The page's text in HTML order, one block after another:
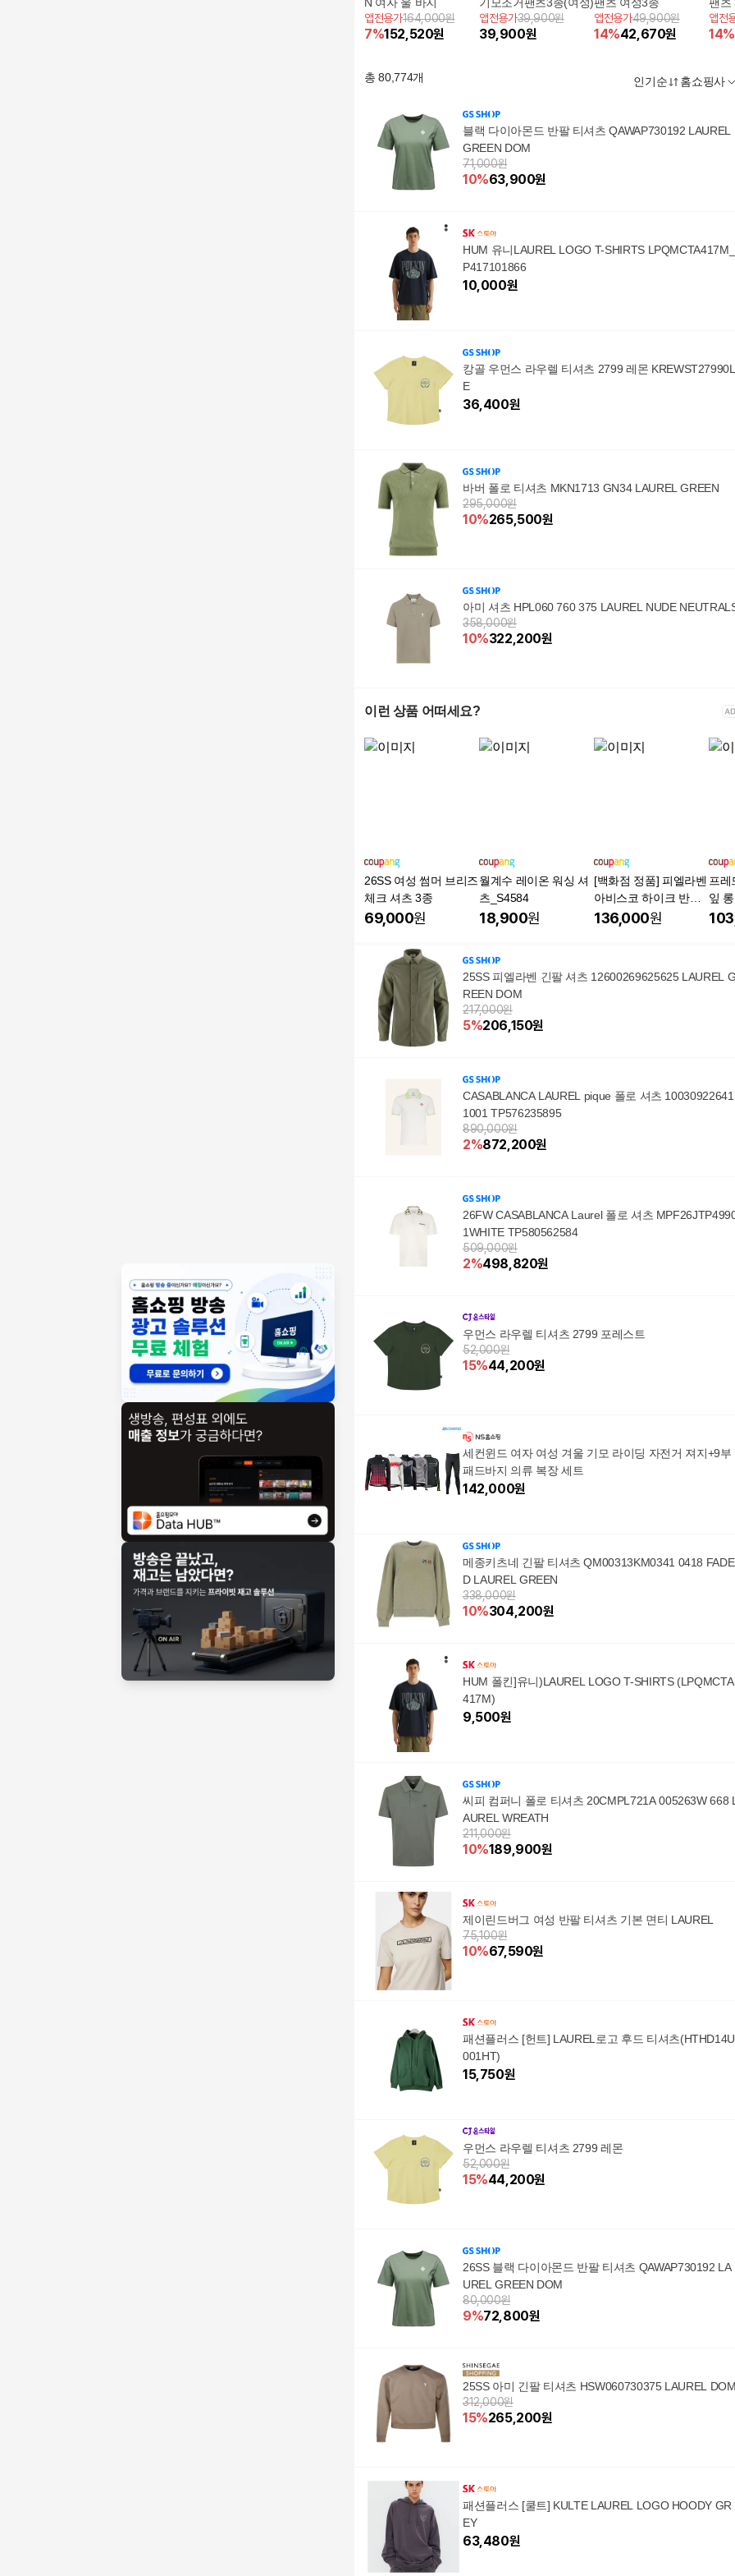
앱전용가164,000원
7%152,520원
앱전용가39,900원
39,900원
앱전용가49,900원
14%42,670원
앱전
14%
총80,774개 인기순 홈쇼핑사
블랙 다이아몬드 반팔 티셔츠 QAWAP730192 LAUREL
GREEN DOM
71,000원
10%63,900원
HUM 유니LAUREL LOGO T-SHIRTS LPQMCTA417M_
P417101866
10,000원
캉골 우먼스 라우렐 티셔츠 2799 레몬 KREWST27990L
E
36,400원
바버 폴로 티셔츠 MKN1713 GN34 LAUREL GREEN
295,000원
10%265,500원
아미 셔츠 HPL060 760 375 LAUREL NUDE
358,000원
10%322,200원
이런 상품 어떠세요?
26SS 여성 썸머 브리즈
체크 셔츠 3종
69,000원
월계수 레이온 워싱 셔
츠_S4584
18,900원
[백화점 정품] 피엘라벤
아비스코 하이크 반팔
셔츠 (82268)-F262MS
136,000원
프레
잎
109
25SS 피엘라벤 긴팔 셔츠 12600269625625 LAUREL
REEN DOM
217,000원
5%206,150원
CASABLANCA LAUREL pique 폴로 셔츠 10030922641
1001 TP576235895
890,000원
2%872,200원
26FW CASABLANCA Laurel 폴로 셔츠
1WHITE TP580562584
509,000원
2%498,820원
우먼스 라우렐 티셔츠 2799 포레스트
52,000원
15%44,200원
세컨윈드 여자 여성 겨울 기모 라이딩 자전거 져지+9부
패드바지 의류 복장 세트
142,000원
메종키츠네 긴팔 티셔츠 QM00313KM0341 0418 FADE
D LAUREL GREEN
338,000원
10%304,200원
HUM 폴킨]유니)LAUREL LOGO T-SHIRTS (LPQMCTA
417M)
9,500원
씨피 컴퍼니 폴로 티셔츠 20CMPL721A 005263W 668
AUREL WREATH
211,000원
10%189,900원
제이린드버그 여성 반팔 티셔츠 기본 면티 LAUREL
75,100원
10%67,590원
패션플러스 [헌트] LAUREL로고 후드 티셔츠(HTHD14U
001HT)
15,750원
우먼스 라우렐 티셔츠 2799 레몬
52,000원
15%44,200원
26SS 블랙 다이아몬드 반팔 티셔츠 QAWAP730192 LA
UREL GREEN DOM
80,000원
9%72,800원
25SS 아미 긴팔 티셔츠 HSW060730375 LAUREL
312,000원
15%265,200원
패션플러스 [쿨트] KULTE LAUREL LOGO HOODY GR
EY
63,480원